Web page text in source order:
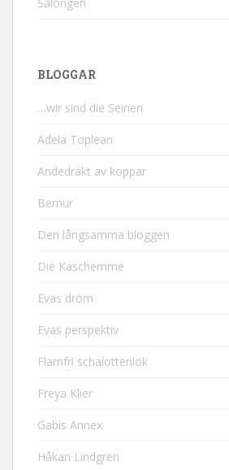
BLOGGAR
…wir sind die Seinen
Adela Toplean
Andedräkt av koppar
Bernur
Den långsamma bloggen
Die Kaschemme
Evas dröm
Evas perspektiv
Flarnfri schalottenlök
Freya Klier
Gabis Annex
Håkan Lindgren